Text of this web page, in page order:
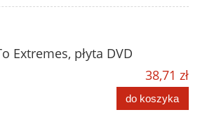
Extremes, płyta DVD
38,71 zł
do koszyka